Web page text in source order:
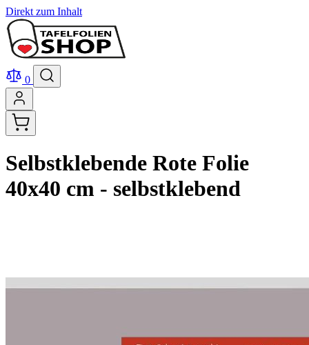
Direkt zum Inhalt
0
Selbstklebende Rote Folie
40x40 cm - selbstklebend